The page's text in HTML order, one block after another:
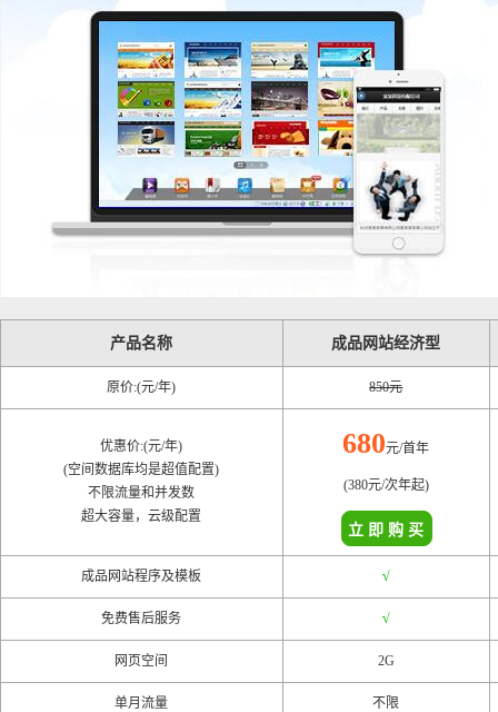
产品名称 成品网站经济型
原价:(元/年) 850元
优惠价:(元/年)
(空间数据库均是超值配置)
不限流量和并发数
超大容量，云级配置
680元/首年
(380元/次年起)
成品网站程序及模板 √
免费售后服务 √
网页空间 2G
单月流量 不限